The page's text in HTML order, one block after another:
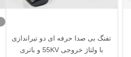
تفنگ بی صدا حرفه ای دو تیراندازی
با ولتاژ خروجی 55KV و باتری